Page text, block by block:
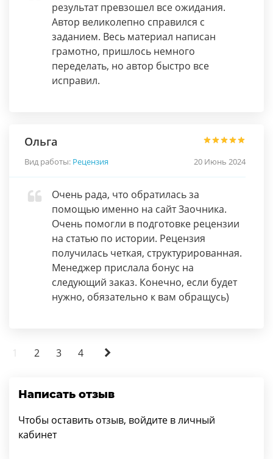
результат превзошел все ожидания.
Автор великолепно справился с
заданием. Весь материал написан
грамотно, пришлось немного
переделать, но автор быстро все
исправил.
Ольга
Вид работы: Рецензия 20 Июнь 2024
Очень рада, что обратилась за
помощью именно на сайт Заочника.
Очень помогли в подготовке рецензии
на статью по истории. Рецензия
получилась четкая, структурированная.
Менеджер прислала бонус на
следующий заказ. Конечно, если будет
нужно, обязательно к вам обращусь)
1 2 3 4
Написать отзыв
Чтобы оставить отзыв, войдите в личный
кабинет